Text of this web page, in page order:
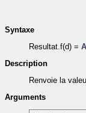
Syntaxe
Resultat.f(d) =
Description
Renvoie la
Arguments